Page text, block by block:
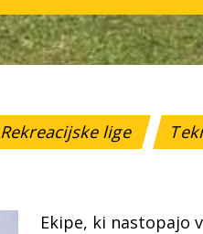
Rekreacijske lige
Ekipe, ki nastopajo